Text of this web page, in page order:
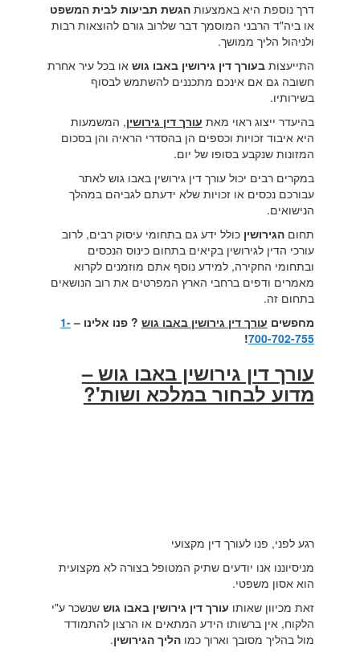
דרך נוספת היא באמצעותהגשת תביעות לבית המשפט
או ביה"ד הרבני המוסמך דבר שלרוב גורם להוצאות רבות
ולניהול הליך ממושך.
התייעצותבעורך דין גירושין באבו גוש או בכל עיר אחרת
חשובה גם אם אינכם מתכננים להשתמש לבסוף
בשירותיו.
בהיעדר ייצוג ראוי מאת עורך דין גירושין, המשמעות
היא איבוד זכויות וכספים הן בהסדרי הראיה והן בסכום
המזונות שנקבע בסופו של יום.
במקרים רבים יכול עורך דין גירושין באבו גוש לאתר
עבורכם נכסים או זכויות שלא ידעתם לגביהם במהלך
הנישואים.
תחוםהגירושין כולל ידע גם בתחומי עיסוק רבים, לרוב
עורכי הדין לגירושין בקיאים בתחום כינוס הנכסים
ובתחומי החקירה, למידע נוסף אתם מוזמנים לקרוא
מאמרים ודפים ברחבי הארץ המפרטים את רוב הנושאים
בתחום זה.
מחפשים עורך דין גירושין באבו גוש ? פנו אלינו –1-
700-702-755
!
עורך דין גירושין באבו גוש –
מדוע לבחור במלכא ושות'?
רגע לפני, פנו לעורך דין מקצועי
מניסיוננו אנו יודעים שתיק המטופל בצורה לא מקצועית
הוא אסון משפטי.
זאת מכיוון שאותו עורך דין גירושין באבו גוש שנשכר ע"י
הלקוח, אין ברשותו הידע המתאים או הרצון להתמודד
מול בהליך מסובך וארוך כמוהליך הגירושין.